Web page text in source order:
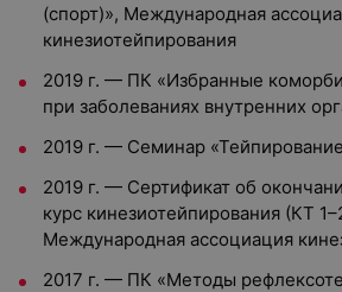
(спорт)», Международная
кинезиотейпирования
2019 г. — ПК «Избранные
при заболеваниях внутренних
2019 г. — Семинар
2019 г. — Сертификат об
курс кинезиотейпирования (КТ
Международная ассоциация
2017 г. — ПК «Методы